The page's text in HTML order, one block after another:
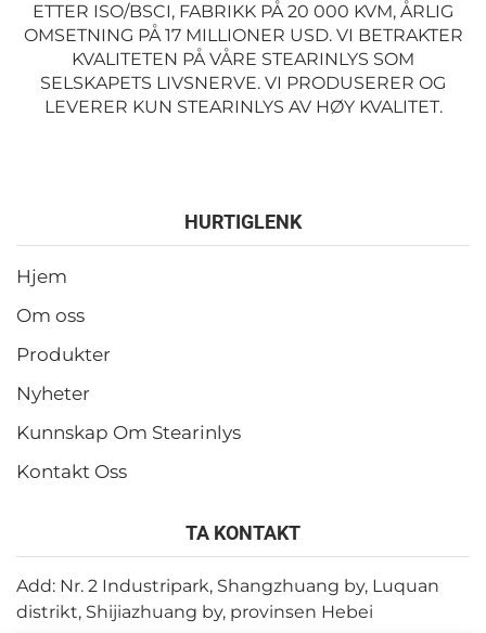
ETTER ISO/BSCI, FABRIKK PÅ 20 000 KVM, ÅRLIG
OMSETNING PÅ 17 MILLIONER USD. VI BETRAKTER
KVALITETEN PÅ VÅRE STEARINLYS SOM
SELSKAPETS LIVSNERVE. VI PRODUSERER OG
LEVERER KUN STEARINLYS AV HØY KVALITET.
HURTIGLENK
Hjem
Om oss
Produkter
Nyheter
Kunnskap Om Stearinlys
Kontakt Oss
TA KONTAKT
Add: Nr. 2 Industripark, Shangzhuang by, Luquan
distrikt, Shijiazhuang by, provinsen Hebei